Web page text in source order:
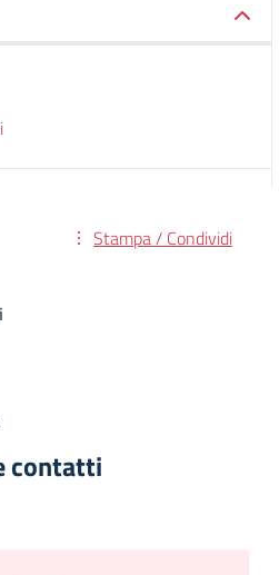
Stampa / Condividi
contatti